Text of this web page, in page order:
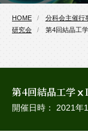
HOME 分科会主催行
研究会
第4回結晶工
第4回結晶工学
開催日時： 2021年